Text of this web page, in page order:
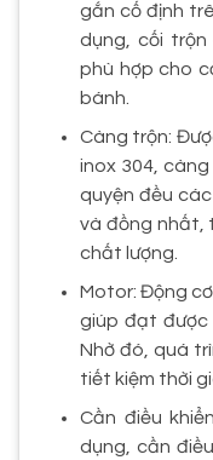
gắn cố định
dụng, cối
phù hợp cho
bánh.
Càng trộn:
inox 304,
quyện đều
và đồng nhất,
chất lượng.
Motor: Động
giúp đạt được
Nhờ đó, quá
tiết kiệm thời
Cần điều
dụng, cần